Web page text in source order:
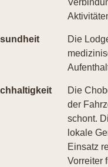
Die
Die
der
schont.
lokale
Einsatz
Vorreiter